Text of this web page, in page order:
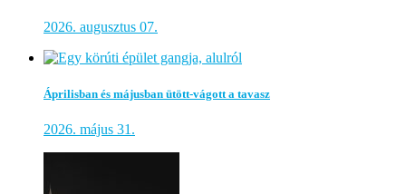
2026. augusztus 07.
Áprilisban és májusban ütött-vágott a tavasz
2026. május 31.